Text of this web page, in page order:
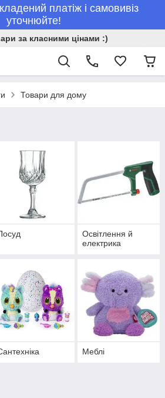
платіж і самовивіз
уточнюйте!
за класними цінами :)
Товари для дому
Освітлення й
електрика
Меблі